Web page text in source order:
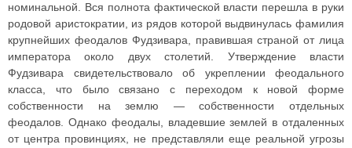
номинальной. Вся полнота фактической власти перешла в руки
родовой аристократии, из рядов которой выдвинулась фамилия
крупнейших феодалов Фудзивара, правившая страной от лица
императора около двух столетий. Утверждение власти
Фудзивара свидетельствовало об укреплении феодального
класса, что было связано с переходом к новой форме
собственности на землю — собственности отдельных
феодалов. Однако феодалы, владевшие землей в отдаленных
от центра провинциях, не представляли еще реальной угрозы